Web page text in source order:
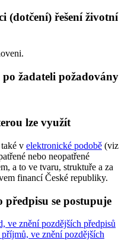
(dotčení) řešení životní
žadateli požadovány
lze využít
v elektronické podobě (viz
nebo neopatřené
a to ve tvaru, struktuře a za
financí České republiky.
se postupuje
ve znění pozdějších předpisů
ve znění pozdějších